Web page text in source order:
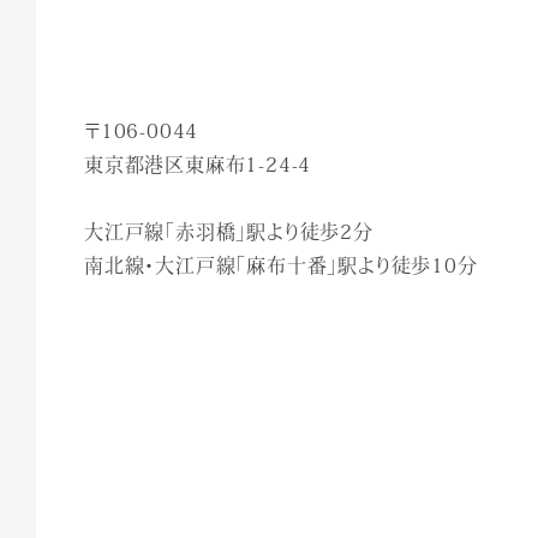
〒106-0044
東京都港区東麻布1-24-4
大江戸線「赤羽橋」駅より徒歩2分
南北線・大江戸線「麻布十番」駅より徒歩10分